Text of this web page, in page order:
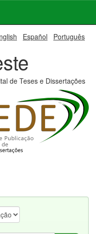
Español Português
de Teses e Dissertações